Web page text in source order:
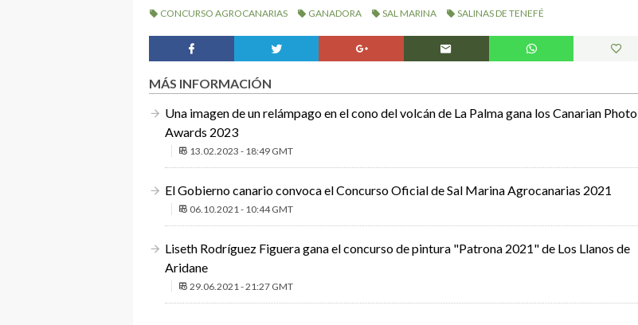
CONCURSO AGROCANARIAS GANADORA SAL MARINA SALINAS DE TENEFÉ
MÁS INFORMACIÓN
Una imagen de un relámpago en el cono del volcán de La Palma gana los Canarian Photo
Awards 2023
13.02.2023 - 18:49 GMT
El Gobierno canario convoca el Concurso Oficial de Sal Marina Agrocanarias 2021
06.10.2021 - 10:44 GMT
Liseth Rodríguez Figuera gana el concurso de pintura "Patrona 2021" de Los Llanos de
Aridane
29.06.2021 - 21:27 GMT